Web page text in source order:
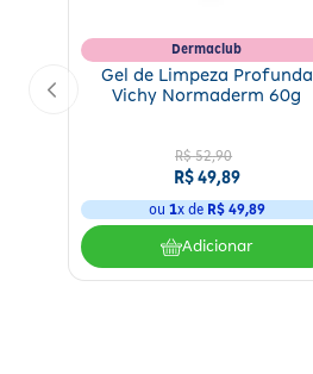
Dermaclub
Gel de Limpeza Profunda
Vichy Normaderm 60g
R$ 52,90
R$ 49,89
ou 1x de R$ 49,89
Adicionar